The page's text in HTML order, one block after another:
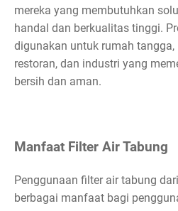
mereka yang membutuhkan
handal dan berkualitas tinggi.
digunakan untuk rumah tangga,
restoran, dan industri yang
bersih dan aman.
Manfaat Filter Air Tabung
Penggunaan filter air tabung
berbagai manfaat bagi